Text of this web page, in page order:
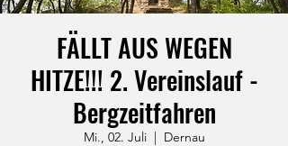
FÄLLT AUS WEGEN
HITZE!!! 2. Vereinslauf -
Bergzeitfahren
Mi., 02. Juli
  |
Dernau